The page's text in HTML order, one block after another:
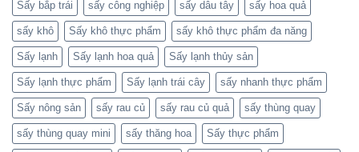
Sấy bắp trái sấy công nghiệp sấy dâu tây sấy hoa quả
sấy khô Sấy khô thực phẩm sấy khô thực phẩm đa năng
Sấy lạnh Sấy lạnh hoa quả Sấy lạnh thủy sản
Sấy lạnh thực phẩm Sấy lạnh trái cây sấy nhanh thực phẩm
Sấy nông sản sấy rau củ sấy rau củ quả sấy thùng quay
sấy thùng quay mini sấy thăng hoa Sấy thực phẩm